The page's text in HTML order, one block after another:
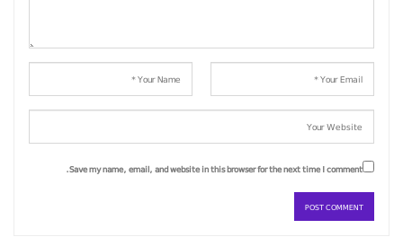
Save my name, email, and website in this browser for the next time I comment.